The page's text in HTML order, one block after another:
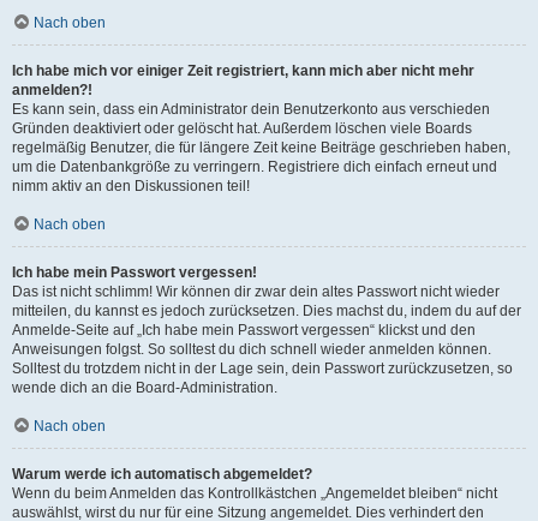
Nach oben
Ich habe mich vor einiger Zeit registriert, kann mich aber nicht mehr
anmelden?!
Es kann sein, dass ein Administrator dein Benutzerkonto aus verschieden
Gründen deaktiviert oder gelöscht hat. Außerdem löschen viele Boards
regelmäßig Benutzer, die für längere Zeit keine Beiträge geschrieben haben,
um die Datenbankgröße zu verringern. Registriere dich einfach erneut und
nimm aktiv an den Diskussionen teil!
Nach oben
Ich habe mein Passwort vergessen!
Das ist nicht schlimm! Wir können dir zwar dein altes Passwort nicht wieder
mitteilen, du kannst es jedoch zurücksetzen. Dies machst du, indem du auf der
Anmelde-Seite auf „Ich habe mein Passwort vergessen“ klickst und den
Anweisungen folgst. So solltest du dich schnell wieder anmelden können.
Solltest du trotzdem nicht in der Lage sein, dein Passwort zurückzusetzen, so
wende dich an die Board-Administration.
Nach oben
Warum werde ich automatisch abgemeldet?
Wenn du beim Anmelden das Kontrollkästchen „Angemeldet bleiben“ nicht
auswählst, wirst du nur für eine Sitzung angemeldet. Dies verhindert den